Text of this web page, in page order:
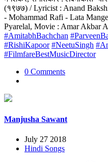
(१९७७) / Lyricist : Anand
- Mohammad Rafi - Lata
Pyarelal, Movie : Amar Akbar
#AmitabhBachchan
#RishiKapoor #NeetuSingh
#FilmfareBestMusicDirector
0 Comments
Manjusha Sawant
July 27 2018
Hindi Songs